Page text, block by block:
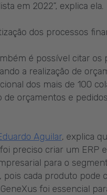
em 2022”, explica ela.
dos processos
é possível citar os
a realização de
dos mais de 100
orçamentos e
Aguilar, explica
preciso criar um ERP
para o
cada produto pode
foi essencial